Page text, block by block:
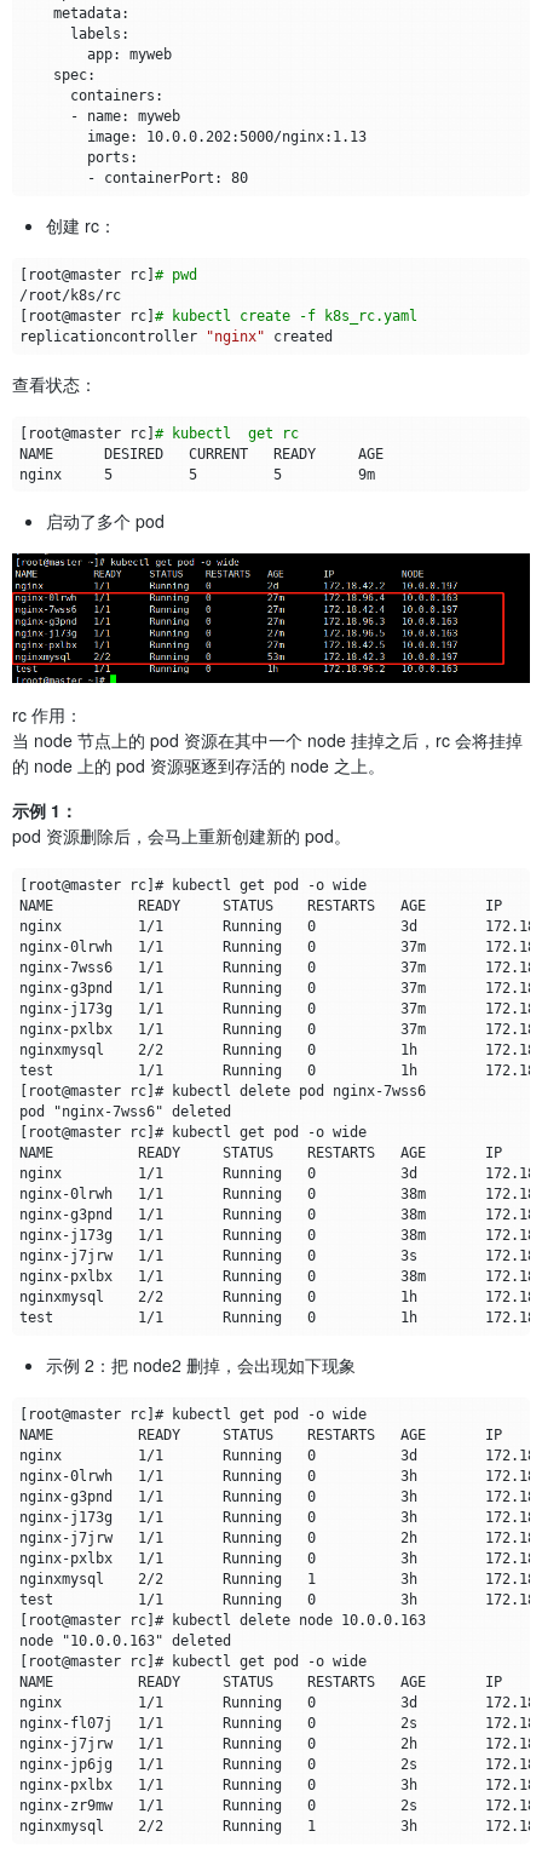
        app: myweb
      - name: myweb
        image: 10.0.0.202:5000/nginx:1.13
        - containerPort:
80
创建 rc：
[ root@master rc] # pwd
/root/k8s/rc
[ root@master rc] # kubectl create -f k8s_rc.yaml
replicationcontroller
"nginx"
查看状态：
[ root@master rc] # kubectl  get rc
NAME      DESIRED   CURRENT   READY     AGE
nginx 5 5 5
         9m
启动了多个 pod
rc 作用：
当 node 节点上的 pod 资源在其中一个 node 挂掉之后，rc 会将挂掉
的 node 上的 pod 资源驱逐到存活的 node 之上。
示例 1：
pod 资源删除后，会马上重新创建新的 pod。
示例 2：把 node2 删掉，会出现如下现象
[root@master rc]# kubectl delete node 10.0.0.163